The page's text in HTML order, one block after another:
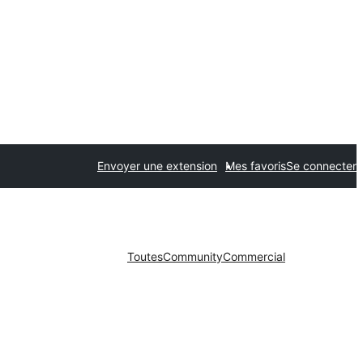
Envoyer une extension Mes favorisSe connecter
ToutesCommunityCommercial